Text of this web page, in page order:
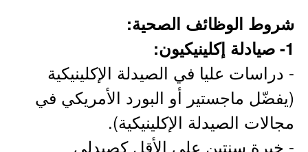
شروط الوظائف الصحية:
1- صيادلة إكلينيكيون:
- دراسات عليا في الصيدلة الإكلينيكية
(يفضّل ماجستير أو البورد الأمريكي في
مجالات الصيدلة الإكلينيكية).
- خبرة سنتين على الأقل كصيدلي